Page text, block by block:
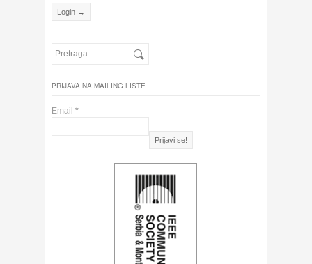
PRIJAVA NA MAILING LISTE
Email *